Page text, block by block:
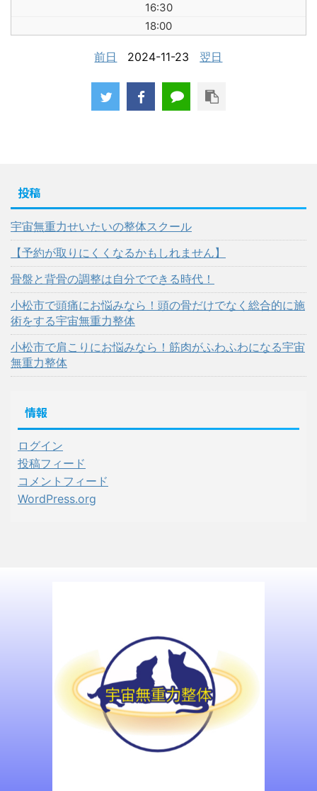
16:30
18:00
前日 2024-11-23 翌日
投稿
宇宙無重力せいたいの整体スクール
【予約が取りにくくなるかもしれません】
骨盤と背骨の調整は自分でできる時代！
小松市で頭痛にお悩みなら！頭の骨だけでなく総合的に施
術をする宇宙無重力整体
小松市で肩こりにお悩みなら！筋肉がふわふわになる宇宙
無重力整体
情報
ログイン
投稿フィード
コメントフィード
WordPress.org